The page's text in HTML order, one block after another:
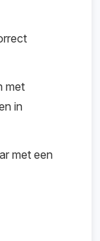
met
in
met een